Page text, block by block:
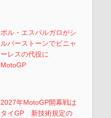
ポル・エスパルガロがシ
ルバーストーンでビニャ
ーレスの代役に
MotoGP
2027年MotoGP開幕戦は
タイGP 新技術規定の